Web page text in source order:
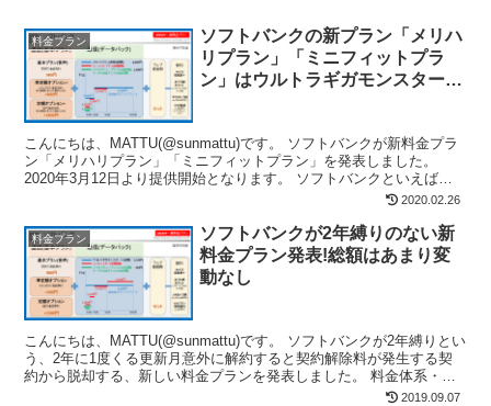
料金プラン
ソフトバンクの新プラン「メリハ
リプラン」「ミニフィットプラ
ン」はウルトラギガモンスター+,
こんにちは、MATTU(@sunmattu)です。 ソフトバンクが新料金プラ
ン「メリハリプラン」「ミニフィットプラン」を発表しました。
2020年3月12日より提供開始となります。 ソフトバンクといえば、
2020.02.26
料金プラン
ソフトバンクが2年縛りのない新
料金プラン発表!総額はあまり変
動なし
こんにちは、MATTU(@sunmattu)です。 ソフトバンクが2年縛りとい
う、2年に1度くる更新月意外に解約すると契約解除料が発生する契
約から脱却する、新しい料金プランを発表しました。 料金体系・割
2019.09.07